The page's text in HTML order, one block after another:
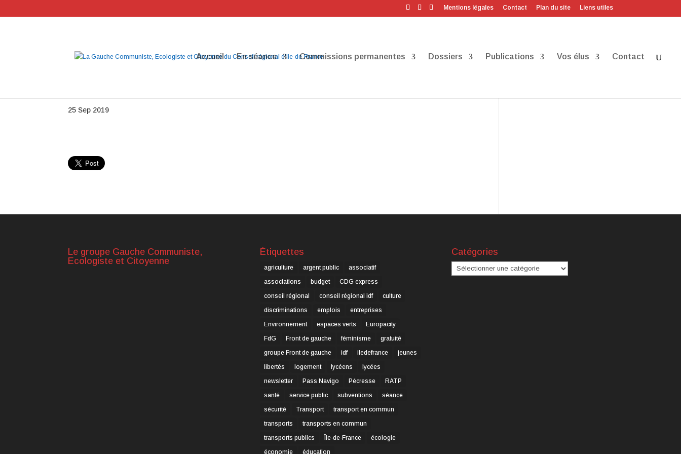
Mentions légales Contact Plan du site Liens utiles
Accueil En séance Commissions permanentes Dossiers Publications Vos élus Contact
25 Sep 2019
Le groupe Gauche Communiste,
Ecologiste et Citoyenne
Étiquettes
agriculture argent public
associatif
associations
budget
CDG express
conseil régional
conseil régional idf
culture
discriminations
emplois
entreprises
Environnement
espaces verts
Europacity
FdG
Front de gauche féminisme
gratuité
groupe Front de gauche
idf iledefrance
jeunes
libertés
logement lycéens
lycées
newsletter
Pass Navigo Pécresse
RATP
santé
service public subventions
séance
sécurité
Transport
transport en commun
transports
transports en commun
transports publics
Île-de-France
écologie
économie
éducation
Catégories
Catégories